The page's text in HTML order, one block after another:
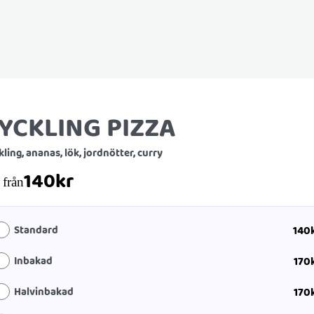
PIZZA
ananas, lök, jordnötter, curry
från140kr
Standard 140
Inbakad 170
Halvinbakad 170